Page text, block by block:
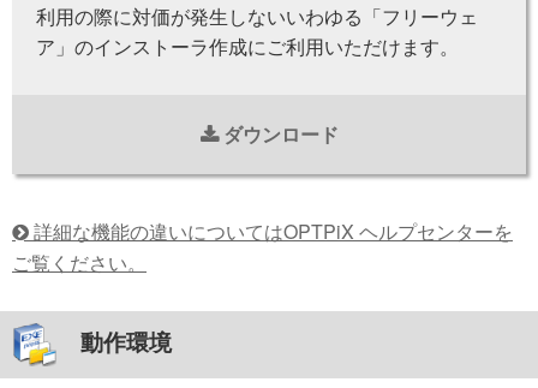
利用の際に対価が発生しないいわゆる「フリーウェ
ア」のインストーラ作成にご利用いただけます。
ダウンロード
詳細な機能の違いについてはOPTPiX ヘルプセンターを
ご覧ください。
動作環境